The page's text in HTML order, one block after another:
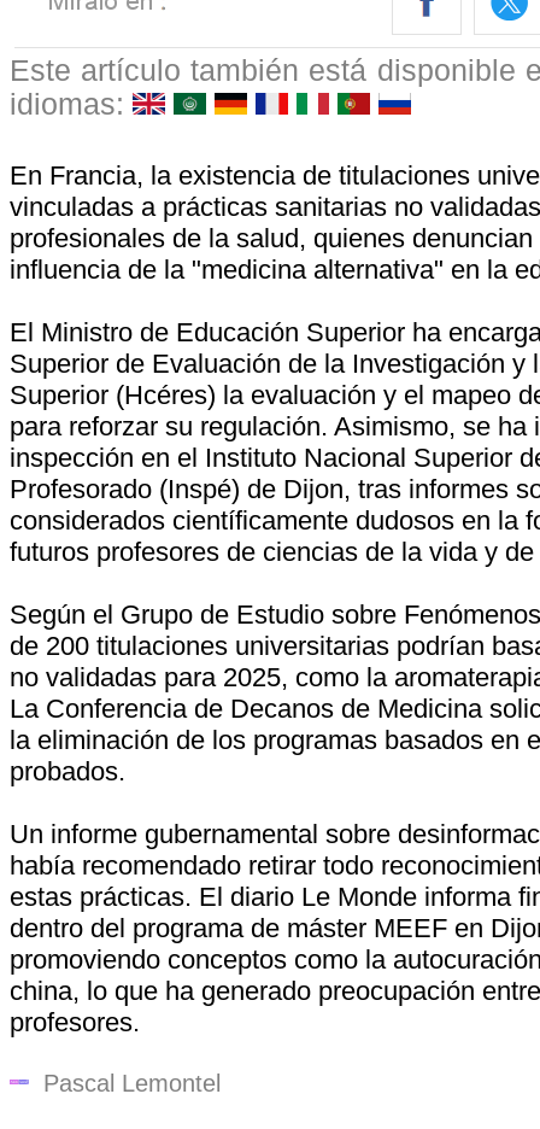
Este artículo también está disponible
idiomas:
En Francia, la existencia de titulaciones
vinculadas a prácticas sanitarias no
profesionales de la salud, quienes
influencia de la "medicina alternativa" en la
El Ministro de Educación Superior ha
Superior de Evaluación de la Investigación y
Superior (Hcéres) la evaluación y el mapeo
para reforzar su regulación. Asimismo, se ha
inspección en el Instituto Nacional Superior
Profesorado (Inspé) de Dijon, tras informes
considerados científicamente dudosos en la
futuros profesores de ciencias de la vida y de
Según el Grupo de Estudio sobre
de 200 titulaciones universitarias podrían
no validadas para 2025, como la
La Conferencia de Decanos de Medicina
la eliminación de los programas basados en
probados.
Un informe gubernamental sobre
había recomendado retirar todo
estas prácticas. El diario Le Monde informa
dentro del programa de máster MEEF en
promoviendo conceptos como la
china, lo que ha generado preocupación
profesores.
Pascal Lemontel